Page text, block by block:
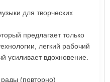
для творческих
предлагает только
легкий рабочий
усиливает вдохновение.
(повторно)